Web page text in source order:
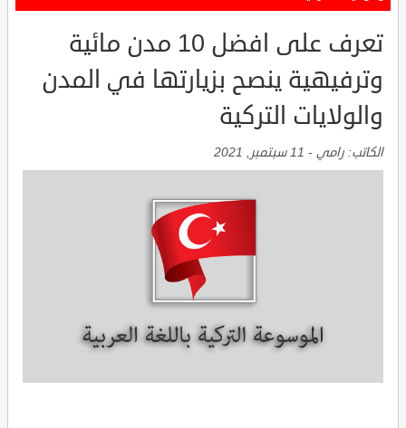
تعرف على افضل 10 مدن مائية
وترفيهية ينصح بزيارتها في المدن
والولايات التركية
الكاتب: رامي - 11 سبتمبر, 2021